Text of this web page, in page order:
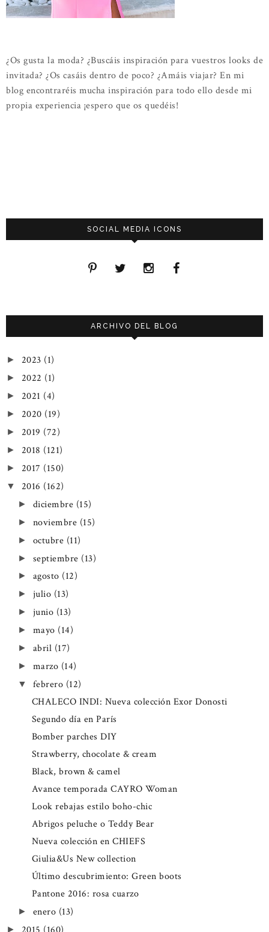
¿Os gusta la moda? ¿Buscáis inspiración para vuestros looks de
invitada? ¿Os casáis dentro de poco? ¿Amáis viajar? En mi
blog encontraréis mucha inspiración para todo ello desde mi
propia experiencia ¡espero que os quedéis!
SOCIAL MEDIA ICONS
ARCHIVO DEL BLOG
► 2023 (1)
► 2022 (1)
► 2021 (4)
► 2020 (19)
► 2019 (72)
► 2018 (121)
► 2017 (150)
▼ 2016 (162)
► diciembre (15)
► noviembre (15)
► octubre (11)
► septiembre (13)
► agosto (12)
► julio (13)
► junio (13)
► mayo (14)
► abril (17)
► marzo (14)
▼ febrero (12)
CHALECO INDI: Nueva colección Exor Donosti
Segundo día en París
Bomber parches DIY
Strawberry, chocolate & cream
Black, brown & camel
Avance temporada CAYRO Woman
Look rebajas estilo boho-chic
Abrigos peluche o Teddy Bear
Nueva colección en CHIEFS
Giulia&Us New collection
Último descubrimiento: Green boots
Pantone 2016: rosa cuarzo
► enero (13)
►